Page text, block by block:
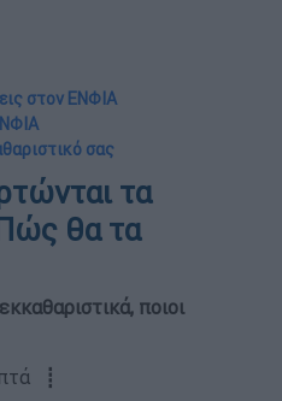
στον ΕΝΦΙΑ
σας
τα
θα τα
ποιοι
┋